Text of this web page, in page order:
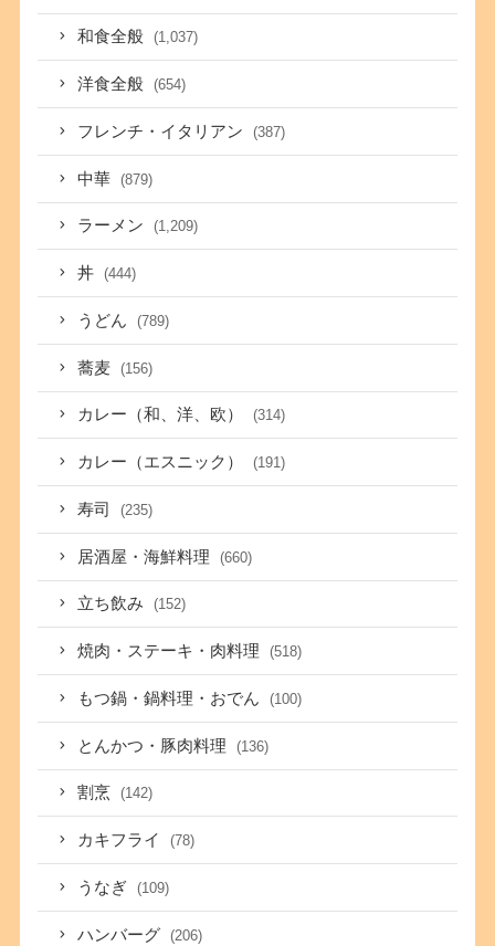
和食全般 (1,037)
洋食全般 (654)
フレンチ・イタリアン (387)
中華 (879)
ラーメン (1,209)
丼 (444)
うどん (789)
蕎麦 (156)
カレー（和、洋、欧） (314)
カレー（エスニック） (191)
寿司 (235)
居酒屋・海鮮料理 (660)
立ち飲み (152)
焼肉・ステーキ・肉料理 (518)
もつ鍋・鍋料理・おでん (100)
とんかつ・豚肉料理 (136)
割烹 (142)
カキフライ (78)
うなぎ (109)
ハンバーグ (206)